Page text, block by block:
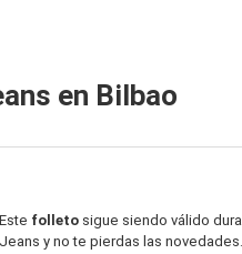
en Bilbao
Este folleto sigue siendo válido
Jeans y no te pierdas las novedades.